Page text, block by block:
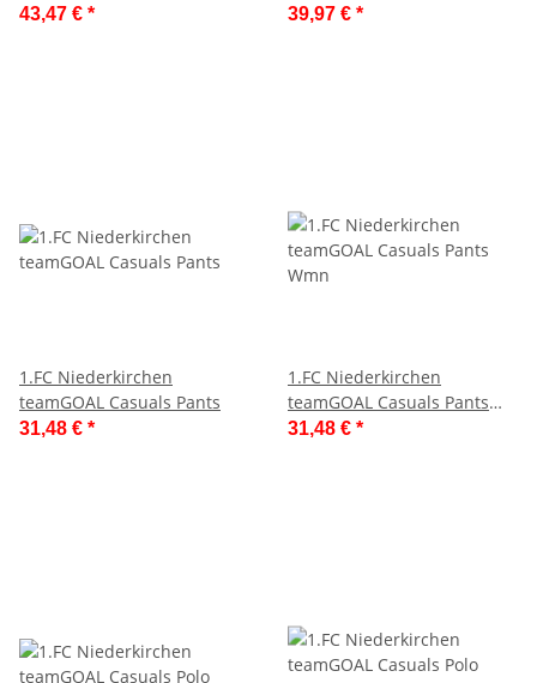
Ja
43,47 € * 39,97 € *
1.FC Niederkirchen
teamGOAL Casuals Pants
31,48 € *
1.FC Niederkirchen
teamGOAL Casuals Pants
Wmn
31,48 € *